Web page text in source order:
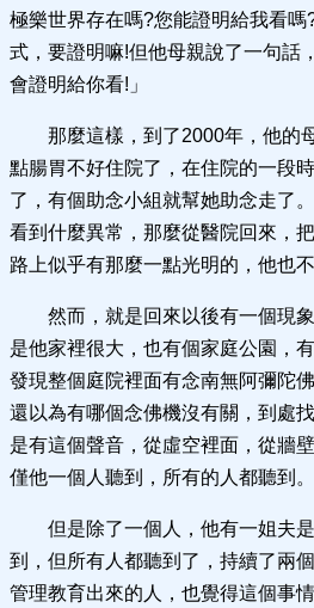
極樂世界存在嗎?您能證明給我看
式，要證明嘛!但他母親說了一句話
會證明給你看!」
那麼這樣，到了2000年，他的
點腸胃不好住院了，在住院的一段
了，有個助念小組就幫她助念走了
看到什麼異常，那麼從醫院回來，
路上似乎有那麼一點光明的，他也不
然而，就是回來以後有一個現
是他家裡很大，也有個家庭公園，
發現整個庭院裡面有念南無阿彌陀
還以為有哪個念佛機沒有關，到處
是有這個聲音，從虛空裡面，從牆
僅他一個人聽到，所有的人都聽到。
但是除了一個人，他有一姐夫
到，但所有人都聽到了，持續了兩
管理教育出來的人，也覺得這個事